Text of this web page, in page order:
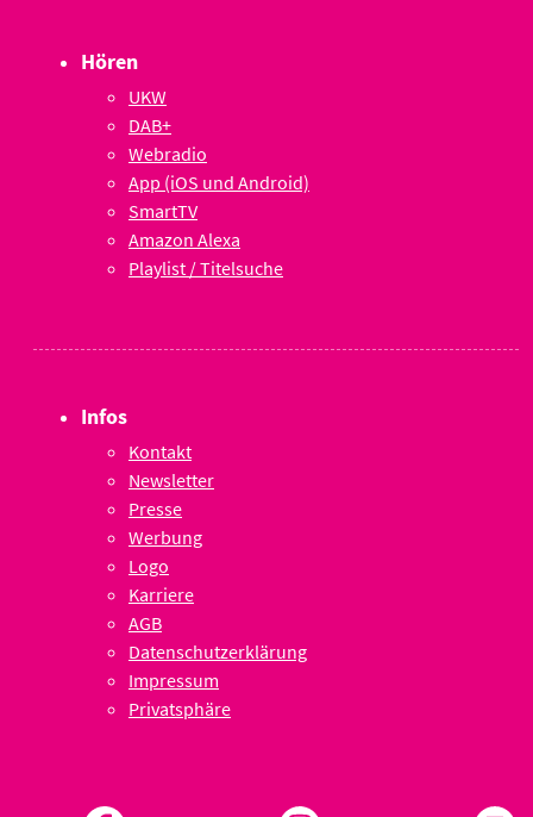
Hören
UKW
DAB+
Webradio
App (iOS und Android)
SmartTV
Amazon Alexa
Playlist / Titelsuche
Infos
Kontakt
Newsletter
Presse
Werbung
Logo
Karriere
AGB
Datenschutzerklärung
Impressum
Privatsphäre